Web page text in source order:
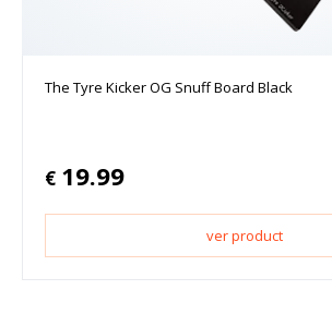
The Tyre Kicker OG Snuff Board Black
€ 19.99
ver product